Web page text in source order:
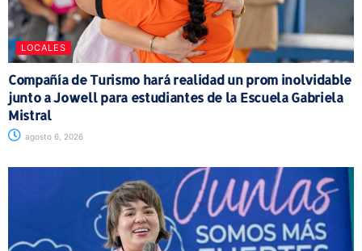
LOCALES
Compañía de Turismo hará realidad un prom inolvidable
junto a Jowell para estudiantes de la Escuela Gabriela
Mistral
agosto 6, 2026